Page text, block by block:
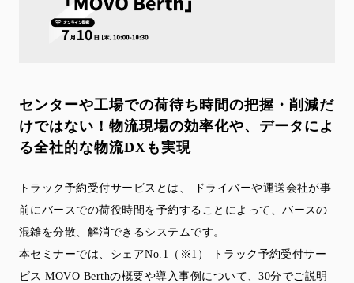
センターや工場での荷待ち時間の把握・削減だ
けではない！ 物流現場の効率化や、データによ
る全社的な物流DXも実現
トラック予約受付サービスとは、 ドライバーや運送会社が事
前にバースでの荷役時間を予約することによって、バースの
混雑を分散、解消できるシステムです。
本セミナーでは、シェアNo.1（※1） トラック予約受付サー
ビス MOVO Berthの概要や導入事例について、30分でご説明